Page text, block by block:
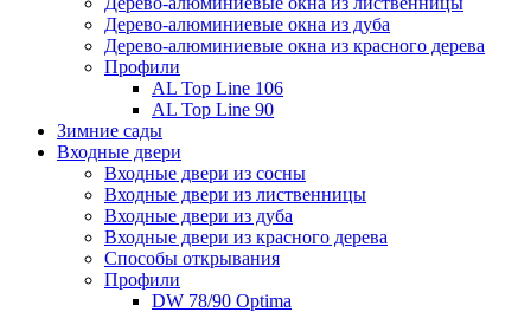
Дерево-алюминиевые окна из дуба
Дерево-алюминиевые окна из красного дерева
Профили
AL Top Line 106
AL Top Line 90
Зимние сады
Входные двери
Входные двери из сосны
Входные двери из лиственницы
Входные двери из дуба
Входные двери из красного дерева
Способы открывания
Профили
DW 78/90 Optima